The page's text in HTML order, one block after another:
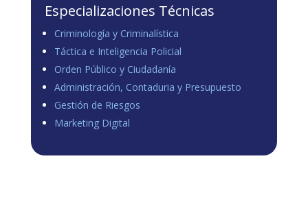
Especializaciones Técnicas
Criminología y Criminalística
Táctica e Inteligencia Policial
Orden Público y Ciudadanía
Administración, Contaduria y Presupuesto
Gestión de Riesgos
Marketing Digital